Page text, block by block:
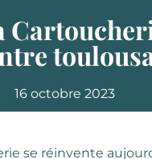
16 octobre 2023
se réinvente